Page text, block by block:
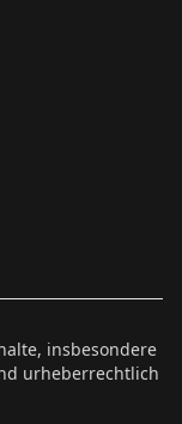
insbesondere
urheberrechtlich